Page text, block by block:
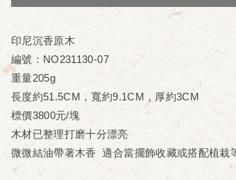
印尼沉香原木
編號：NO231130-07
重量205g
長度約51.5CM，寬約9.1CM，厚約3CM
標價3800元/塊
木材已整理打磨十分漂亮
微微結油帶著木香 適合當擺飾收藏或搭配植栽